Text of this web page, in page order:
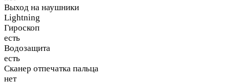
Выход на наушники
Lightning
Гироскоп
есть
Водозащита
есть
Сканер отпечатка пальца
нет